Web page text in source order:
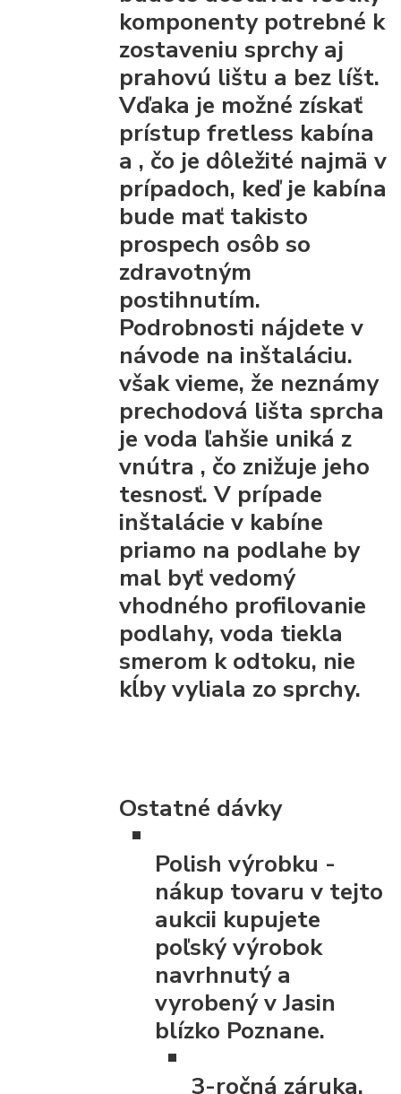
komponenty potrebné k
zostaveniu sprchyaj
prahovú lištu a bez líšt.
Vďaka je možné získať
prístup fretless kabína
a , čo je dôležité najmä v
prípadoch, keď je kabína
bude mať takisto
prospech osôb so
zdravotným
postihnutím.
Podrobnosti nájdete v
návode na inštaláciu.
však vieme, že neznámy
prechodová lištasprcha
je voda ľahšie uniká z
vnútra , čo znižuje jeho
tesnosť. V prípade
inštalácie v kabíne
priamo na podlahe by
mal byť vedomý
vhodného profilovanie
podlahy, voda tiekla
smerom k odtoku, nie
kĺby vyliala zo sprchy.
Ostatné dávky
Polish výrobku -
nákup tovaru v tejto
aukcii kupujete
poľský výrobok
navrhnutý a
vyrobený v Jasin
blízko Poznane.
3-ročná záruka.